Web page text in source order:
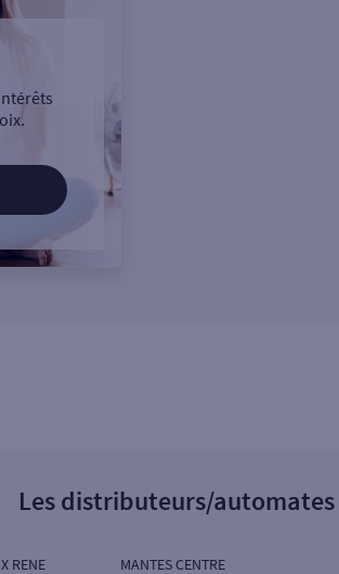
Les distributeurs/
RENE MANTES CENTRE